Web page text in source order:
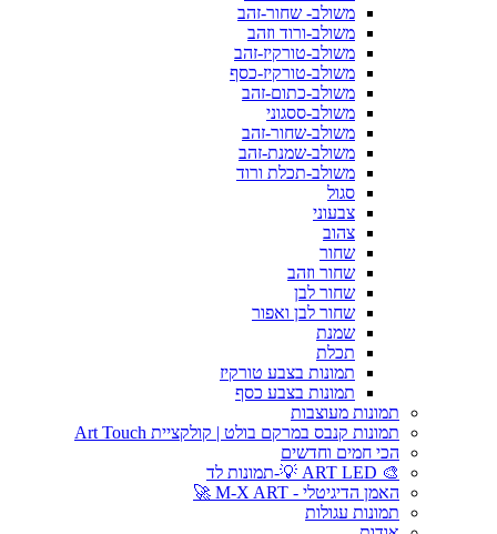
משולב- שחור-זהב
משולב-ורוד וזהב
משולב-טורקיז-זהב
משולב-טורקיז-כסף
משולב-כתום-זהב
משולב-ססגוני
משולב-שחור-זהב
משולב-שמנת-זהב
משולב-תכלת ורוד
סגול
צבעוני
צהוב
שחור
שחור וזהב
שחור לבן
שחור לבן ואפור
שמנת
תכלת
תמונות בצבע טורקיז
תמונות בצבע כסף
תמונות מעוצבות
תמונות קנבס במרקם בולט | קולקציית Art Touch
הכי חמים וחדשים
🎨 ART LED 💡-תמונות לד
האמן הדיגיטלי - M-X ART 🚀
תמונות עגולות